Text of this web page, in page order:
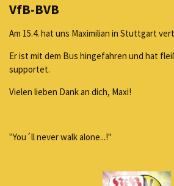
VfB-BVB
Am 15.4. hat uns Maximilian in Stuttgart
Er ist mit dem Bus hingefahren und hat
supportet.
Vielen lieben Dank an dich, Maxi!
"You´ll never walk alone...!"